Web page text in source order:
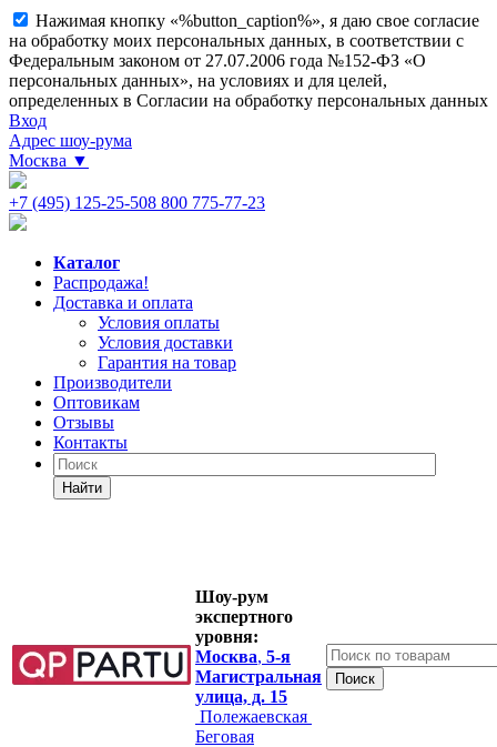
Нажимая кнопку «%button_caption%», я даю свое согласие
на обработку моих персональных данных, в соответствии с
Федеральным законом от 27.07.2006 года №152-ФЗ «О
персональных данных», на условиях и для целей,
определенных в Согласии на обработку персональных данных
Вход
Адрес шоу-рума
Москва ▼
+7 (495) 125-25-508 800 775-77-23
Каталог
Распродажа!
Доставка и оплата
Условия оплаты
Условия доставки
Гарантия на товар
Производители
Оптовикам
Отзывы
Контакты
Найти
Шоу-рум
экспертного
уровня:
Москва, 5-я
Магистральная
улица, д. 15
Полежаевская
Беговая